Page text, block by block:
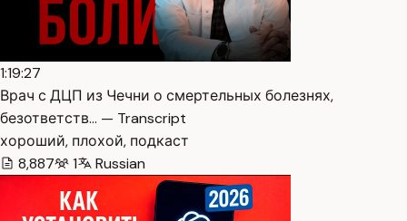
1:19:27
Врач с ДЦП из Чечни о смертельных болезнях,
безответств… — Transcript
хороший, плохой, подкаст
8,887
1 Russian